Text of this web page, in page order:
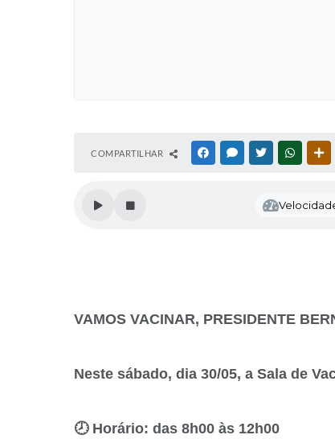
COMPARTILHAR FACEBOOKMESSENGER
TWITTER
VAMOS VACINAR, PRESIDENTE
Neste sábado, dia 30/05, a Sala de
🕗 Horário: das 8h00 às 12h00